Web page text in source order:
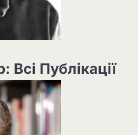
Всі Публікації